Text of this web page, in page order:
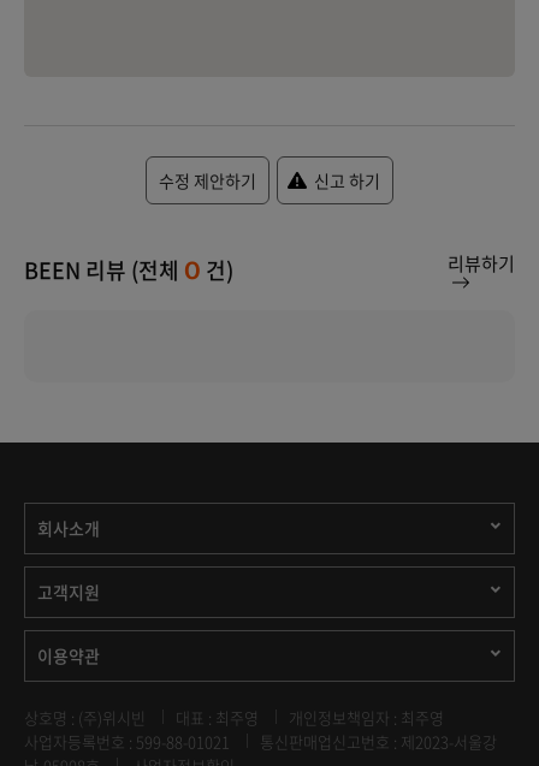
수정 제안하기 신고 하기
BEEN 리뷰 (전체 0 건) 리뷰하기
회사소개
고객지원
이용약관
상호명 : (주)위시빈 대표 : 최주영
개인정보책임자 : 최주영
사업자등록번호 : 599-88-01021
통신판매업신고번호 : 제2023-서울강